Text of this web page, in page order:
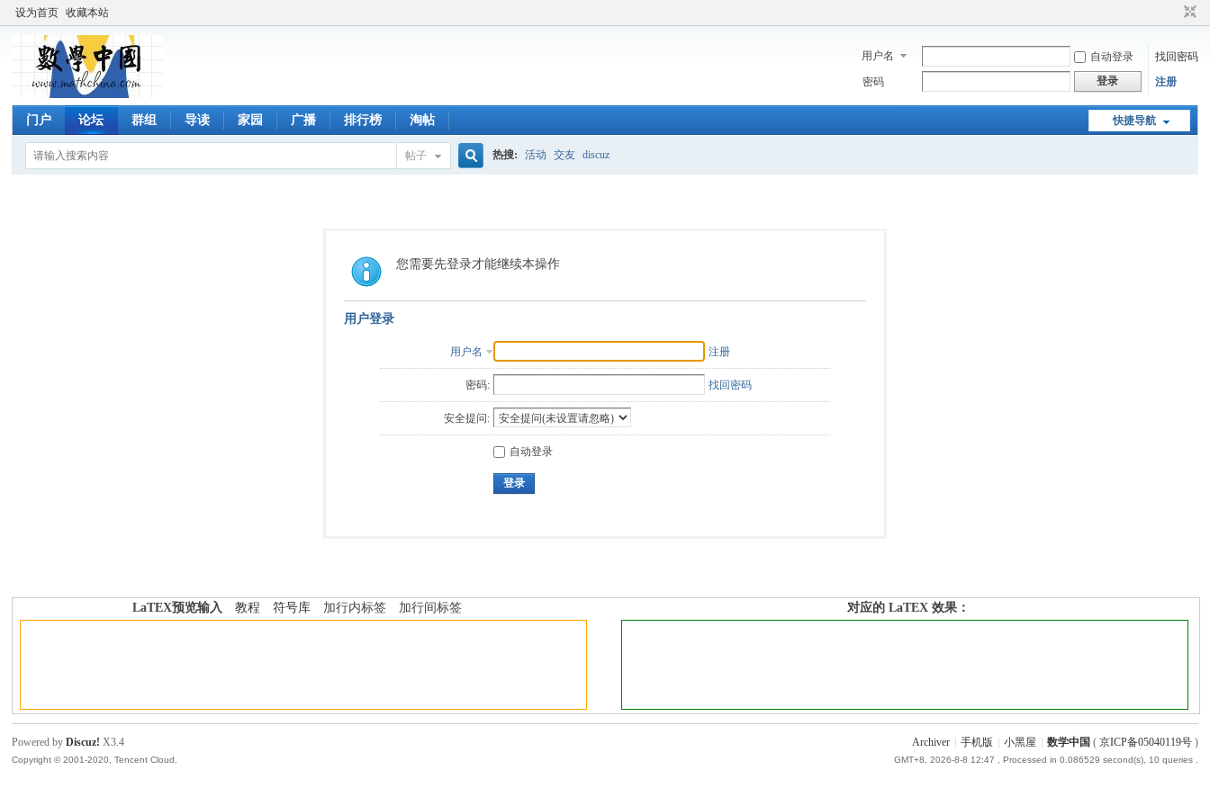
设为首页 收藏本站
用户名 自动登录
找回密码
密码
登录 注册
快捷导航
门户 论坛 群组 导读 家园 广播 排行榜 淘帖
帖子
索
热搜: 活动 交友 discuz
您需要先登录才能继续本操作
用户登录
用户名 注册
密码: 找回密码
安全提问:
自动登录
登录
LaTEX预览输入 教程 符号库 加行内标签 加行间标签 对应的 LaTEX 效果：
Archiver 手机版 小黑屋 数学中国 ( 京ICP备05040119号)
GMT+8, 2026-8-8 12:47 , Processed in 0.086529 second(s), 10 queries .
Powered byDiscuz! X3.4
Copyright © 2001-2020, Tencent Cloud.